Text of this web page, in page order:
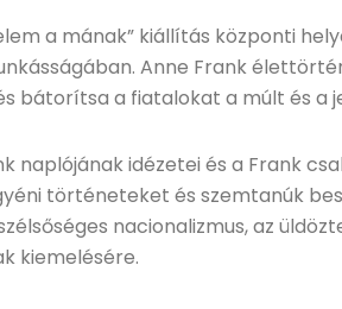
a mának” kiállítás központi
Anne Frank
bátorítsa a fiatalokat a múlt és a
naplójának idézetei és a Frank
történeteket és szemtanúk
nacionalizmus, az
kiemelésére.